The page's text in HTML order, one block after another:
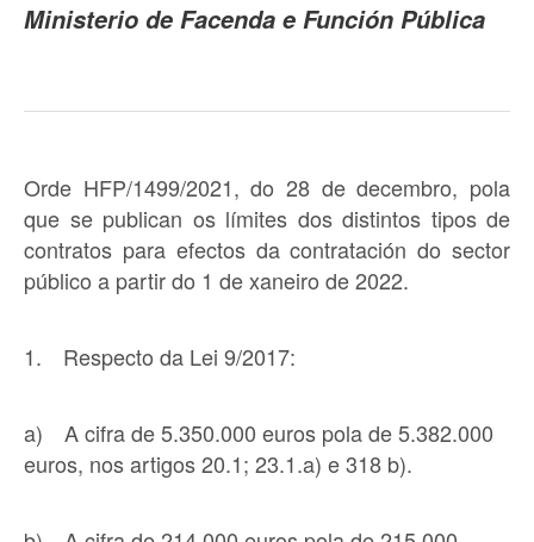
Ministerio de Facenda e Función Pública
Orde HFP/1499/2021, do 28 de decembro, pola
que se publican os límites dos distintos tipos de
contratos para efectos da contratación do sector
público a partir do 1 de xaneiro de 2022.
1. Respecto da Lei 9/2017:
a) A cifra de 5.350.000 euros pola de 5.382.000
euros, nos artigos 20.1; 23.1.a) e 318 b).